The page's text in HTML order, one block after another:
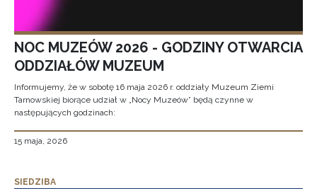
NOC MUZEÓW 2026 - GODZINY OTWARCIA
ODDZIAŁÓW MUZEUM
Informujemy, że w sobotę 16 maja 2026 r. oddziały Muzeum Ziemi
Tarnowskiej biorące udział w „Nocy Muzeów” będą czynne w
następujących godzinach:
15 maja, 2026
SIEDZIBA